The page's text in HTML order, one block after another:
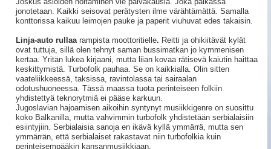
jonotetaan. Kaikki seisovat perätysten ilme värähtämättä. Samalla
konttorissa kaikuu leimojen pauke ja paperit viuhuvat edes takaisin.
Linja-auto rullaarampista moottoritielle. Reitti ja ohikiitävät kylät
ovat tuttuja, sillä olen tehnyt saman bussimatkan jo kymmenisen
kertaa. Yritän lukea kirjaani, mutta liian kovaa rätisevä kaiutin haittaa
keskittymistä. Turbofolk pauhaa. Se on kaikkialla. Olin sitten
vaateliikkeessä, taksissa, ravintolassa tai sairaalan
odotushuoneessa. Tässä maassa tuota perinteiseen folkiin
yhdistettyä teknorytmiä ei pääse karkuun.
Jugoslavian hajoamisen aikoihin syntynyt musiikkigenre on suosittu
koko Balkanilla, mutta vahvimmin turbofolk yhdistetään serbialaisiin
esiintyjiin. Serbialaisia sanoja en ikävä kyllä ymmärrä, mutta sen
ymmärrän, että serbialaiset rakastavat niin turbofolkia kuin
perinteisempääkin kansanmusiikkiaan.